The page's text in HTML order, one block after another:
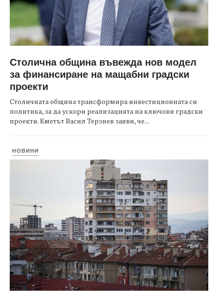
Столична община въвежда нов модел
за финансиране на мащабни градски
проекти
Столичната община трансформира инвестиционната си
политика, за да ускори реализацията на ключови градски
проекти. Кметът Васил Терзиев заяви, че...
НОВИНИ